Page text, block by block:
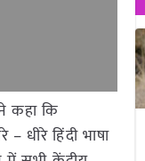
कहा कि
धीरे हिंदी भाषा